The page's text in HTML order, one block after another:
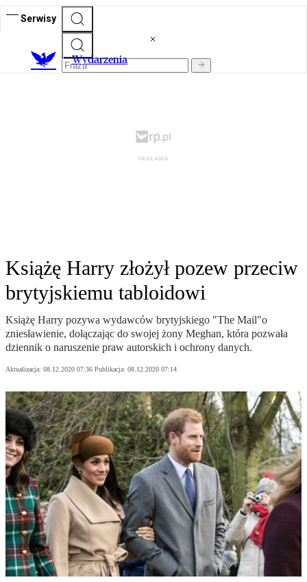
Serwisy
Wydarzenia
Książę Harry złożył pozew przeciw
brytyjskiemu tabloidowi
Książę Harry pozywa wydawców brytyjskiego "The Mail"o
zniesławienie, dołączając do swojej żony Meghan, która pozwała
dziennik o naruszenie praw autorskich i ochrony danych.
Aktualizacja: 08.12.2020 07:36 Publikacja: 08.12.2020 07:14